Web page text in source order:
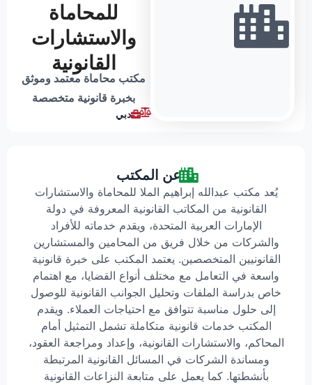
للمحاماة
والاستشارات
القانونية
مكتب محاماة معتمد وموثق
بخبرة قانونية متخصصة
دبي
عن المكتب
يُعد مكتب عبدالله إبراهيم الملا للمحاماة والاستشارات
القانونية من المكاتب القانونية المعروفة في دولة
الإمارات العربية المتحدة، ويقدم خدماته للأفراد
والشركات من خلال فريق من المحامين والمستشارين
القانونيين المتخصصين. يعتمد المكتب على خبرة قانونية
واسعة في التعامل مع مختلف أنواع القضايا، مع اهتمام
خاص بدراسة الملفات وتحليل الجوانب القانونية للوصول
إلى حلول مناسبة تتوافق مع احتياجات العملاء. ويقدم
المكتب خدمات قانونية متكاملة تشمل التمثيل أمام
المحاكم، والاستشارات القانونية، وإعداد ومراجعة العقود،
ومساندة الشركات في المسائل القانونية المرتبطة
بأنشطتها. كما يعمل على متابعة النزاعات القانونية